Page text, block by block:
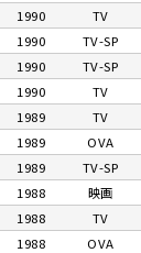
1990 TV
1990 TV-SP
1990 TV-SP
1990 TV
1989 TV
1989 OVA
1989 TV-SP
1988 映画
1988
TV
1988 OVA